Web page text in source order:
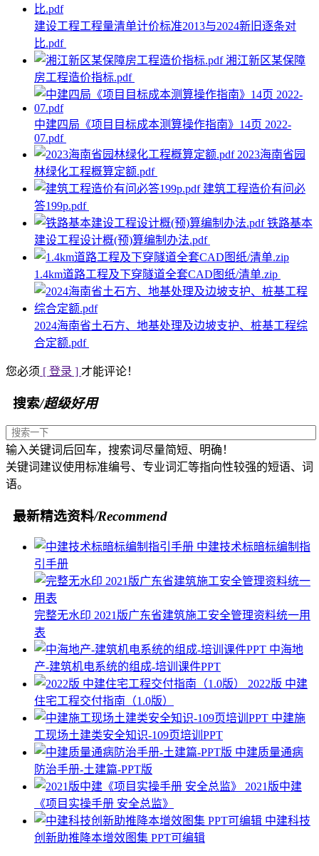
建设工程工程量清单计价标准2013与2024新旧逐条对
比.pdf
湘江新区某保障
房工程造价指标.pdf
中建四局《项目目标成本测算操作指南》14页 2022-
07.pdf
2023海南省园
林绿化工程概算定额.pdf
建筑工程造价有问必
答199p.pdf
铁路基本
建设工程设计概(预)算编制办法.pdf
1.4km道路工程及下穿隧道全套CAD图纸/清单.zip
2024海南省土石方、地基处理及边坡支护、桩基工程综
合定额.pdf
您必须 [ 登录 ] 才能评论！
搜索/超级好用
输入关键词后回车，搜索词尽量简短、明确！
关键词建议使用标准编号、专业词汇等指向性较强的短语、词
语。
最新精选资料/Recommend
中建技术标暗标编制指
引手册
完整无水印 2021版广东省建筑施工安全管理资料统一用
表
中海地
产-建筑机电系统的组成-培训课件PPT
2022版 中建
住宅工程交付指南（1.0版）
中建施
工现场土建类安全知识-109页培训PPT
中建质量通病
防治手册-土建篇-PPT版
2021版中建
《项目实操手册 安全总监》
中建科技
创新助推降本增效图集 PPT可编辑